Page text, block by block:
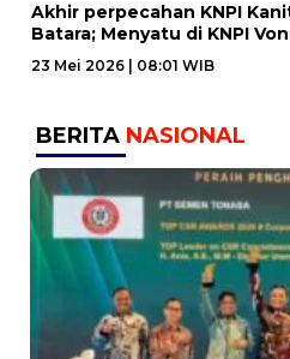
Akhir perpecahan KNPI
Batara; Menyatu di KNPI
23 Mei 2026 | 08:01 WIB
BERITA NASIONAL